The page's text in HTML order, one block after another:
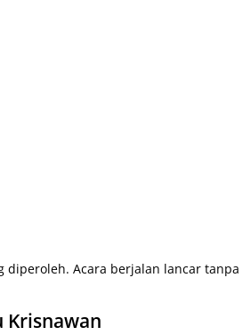
diperoleh. Acara berjalan lancar tanpa
Krisnawan